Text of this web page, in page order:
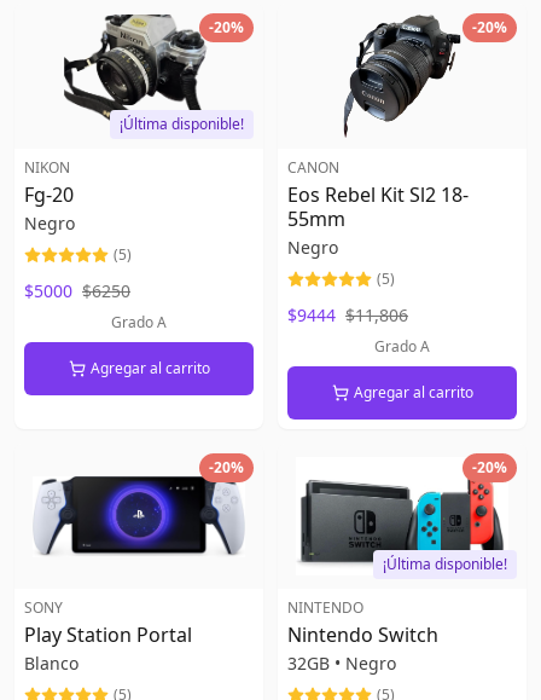
-20%
¡Última disponible!
NIKON
Fg-20
Negro
(5)
$5000 $6250
Grado A
Agregar al carrito
-20%
CANON
Eos Rebel Kit Sl2 18-
55mm
Negro
(5)
$9444 $11,806
Grado A
Agregar al carrito
-20%
SONY
Play Station Portal
Blanco
(5)
-20%
¡Última disponible!
NINTENDO
Nintendo Switch
32GB • Negro
(5)